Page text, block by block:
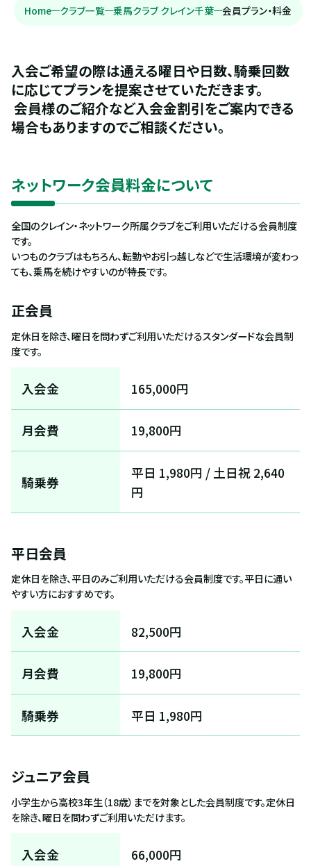
Home クラブ一覧 乗馬クラブ クレイン千葉 会員プラン・料金
入会ご希望の際は通える曜日や日数、騎乗回数
に応じてプランを提案させていただきます。
場合もありますのでご相談ください。
ネットワーク会員料金について
全国のクレイン・ネットワーク所属クラブをご利用いただける会員制度
です。
いつものクラブはもちろん、転勤やお引っ越しなどで生活環境が変わっ
ても、乗馬を続けやすいのが特長です。
正会員
定休日を除き、曜日を問わずご利用いただけるスタンダードな会員制
度です。
入会金 165,000円
月会費 19,800円
騎乗券
平日 1,980円 / 土日祝 2,640
円
平日会員
定休日を除き、平日のみご利用いただける会員制度です。平日に通い
やすい方におすすめです。
入会金 82,500円
月会費 19,800円
騎乗券 平日 1,980円
ジュニア会員
小学生から高校3年生（18歳）までを対象とした会員制度です。定休日
を除き、曜日を問わずご利用いただけます。
入会金 66,000円